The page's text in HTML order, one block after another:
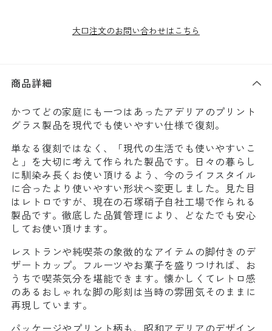
大口注文のお問い合わせはこちら
商品詳細
かつてどの家庭にも一つはあったアデリアのプリント
グラス製品を現代でも使いやすい仕様で復刻。
単なる復刻ではなく、「現代の生活でも使いやすいこ
と」を大切に考えて作られた製品です。日々の暮らし
に馴染み長くお使い頂けるよう、今のライフスタイル
に合ったより使いやすい形状へ変更しました。見た目
はレトロですが、現在の石塚硝子自社工場で作られる
製品です。徹底した品質管理により、どなたでも安心
してお使い頂けます。
レストランや純喫茶の象徴的なアイテムの脚付きのデ
ザートカップ。フルーツやお菓子を盛りつければ、お
うちで喫茶気分を堪能できます。懐かしくてレトロ感
のあるおしゃれな脚の彫刻は当時の雰囲気そのままに
再現しています。